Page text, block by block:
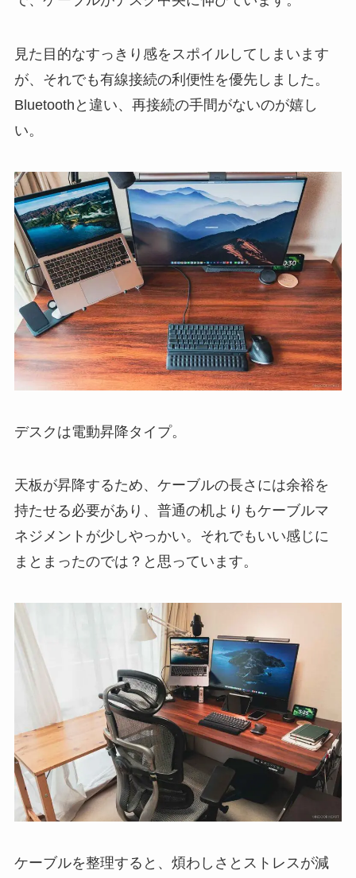
見た目的なすっきり感をスポイルしてしまいます
が、それでも有線接続の利便性を優先しました。
Bluetoothと違い、再接続の手間がないのが嬉し
い。
デスクは電動昇降タイプ。
天板が昇降するため、ケーブルの長さには余裕を
持たせる必要があり、普通の机よりもケーブルマ
ネジメントが少しやっかい。それでもいい感じに
まとまったのでは？と思っています。
ケーブルを整理すると、煩わしさとストレスが減